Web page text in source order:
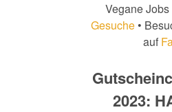
Vegane Jobs
Gesuche •
auf
2023: